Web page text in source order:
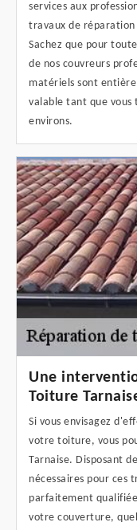
services aux
travaux de
Sachez que pour
de nos couvreurs
matériels sont
valable tant que vous
environs.
Une
Toiture
Si vous envisagez
votre toiture, vous
Tarnaise. Disposant
nécessaires pour ces
parfaitement
votre couverture,